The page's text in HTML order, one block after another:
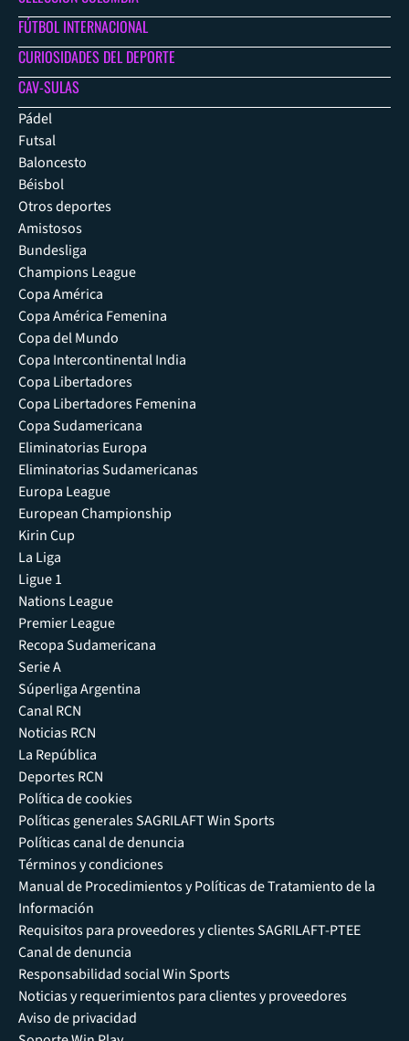
FÚTBOL INTERNACIONAL
CURIOSIDADES DEL DEPORTE
CAV-SULAS
Pádel
Futsal
Baloncesto
Béisbol
Otros deportes
Amistosos
Bundesliga
Champions League
Copa América
Copa América Femenina
Copa del Mundo
Copa Intercontinental India
Copa Libertadores
Copa Libertadores Femenina
Copa Sudamericana
Eliminatorias Europa
Eliminatorias Sudamericanas
Europa League
European Championship
Kirin Cup
La Liga
Ligue 1
Nations League
Premier League
Recopa Sudamericana
Serie A
Súperliga Argentina
Canal RCN
Noticias RCN
La República
Deportes RCN
Política de cookies
Políticas generales SAGRILAFT Win Sports
Políticas canal de denuncia
Términos y condiciones
Manual de Procedimientos y Políticas de Tratamiento de la
Información
Requisitos para proveedores y clientes SAGRILAFT-PTEE
Canal de denuncia
Responsabilidad social Win Sports
Noticias y requerimientos para clientes y proveedores
Aviso de privacidad